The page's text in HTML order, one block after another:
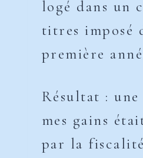
logé dans un
titres imposé
première
Résultat :
mes gains
par la